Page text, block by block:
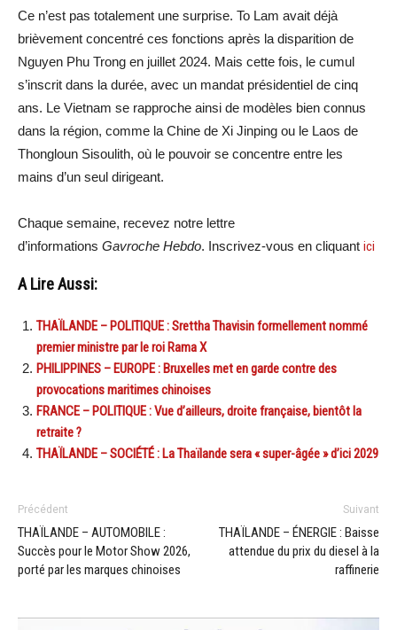
Ce n’est pas totalement une surprise. To Lam avait déjà
brièvement concentré ces fonctions après la disparition de
Nguyen Phu Trong en juillet 2024. Mais cette fois, le cumul
s’inscrit dans la durée, avec un mandat présidentiel de cinq
ans. Le Vietnam se rapproche ainsi de modèles bien connus
dans la région, comme la Chine de Xi Jinping ou le Laos de
Thongloun Sisoulith, où le pouvoir se concentre entre les
mains d’un seul dirigeant.
Chaque semaine, recevez notre lettre
d’informations Gavroche Hebdo. Inscrivez-vous en cliquant ici
A Lire Aussi:
THAÏLANDE – POLITIQUE : Srettha Thavisin formellement nommé
premier ministre par le roi Rama X
PHILIPPINES – EUROPE : Bruxelles met en garde contre des
provocations maritimes chinoises
FRANCE – POLITIQUE : Vue d’ailleurs, droite française, bientôt la
retraite ?
THAÏLANDE – SOCIÉTÉ : La Thaïlande sera « super-âgée » d’ici 2029
Précédent
THAÏLANDE – AUTOMOBILE :
Succès pour le Motor Show 2026,
porté par les marques chinoises
Suivant
THAÏLANDE – ÉNERGIE : Baisse
attendue du prix du diesel à la
raffinerie